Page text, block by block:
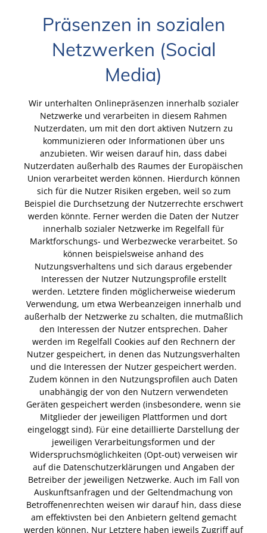
Präsenzen in sozialen
Netzwerken (Social
Media)
Wir unterhalten Onlinepräsenzen innerhalb sozialer
Netzwerke und verarbeiten in diesem Rahmen
Nutzerdaten, um mit den dort aktiven Nutzern zu
kommunizieren oder Informationen über uns
anzubieten. Wir weisen darauf hin, dass dabei
Nutzerdaten außerhalb des Raumes der Europäischen
Union verarbeitet werden können. Hierdurch können
sich für die Nutzer Risiken ergeben, weil so zum
Beispiel die Durchsetzung der Nutzerrechte erschwert
werden könnte. Ferner werden die Daten der Nutzer
innerhalb sozialer Netzwerke im Regelfall für
Marktforschungs- und Werbezwecke verarbeitet. So
können beispielsweise anhand des
Nutzungsverhaltens und sich daraus ergebender
Interessen der Nutzer Nutzungsprofile erstellt
werden. Letztere finden möglicherweise wiederum
Verwendung, um etwa Werbeanzeigen innerhalb und
außerhalb der Netzwerke zu schalten, die mutmaßlich
den Interessen der Nutzer entsprechen. Daher
werden im Regelfall Cookies auf den Rechnern der
Nutzer gespeichert, in denen das Nutzungsverhalten
und die Interessen der Nutzer gespeichert werden.
Zudem können in den Nutzungsprofilen auch Daten
unabhängig der von den Nutzern verwendeten
Geräten gespeichert werden (insbesondere, wenn sie
Mitglieder der jeweiligen Plattformen und dort
eingeloggt sind). Für eine detaillierte Darstellung der
jeweiligen Verarbeitungsformen und der
Widerspruchsmöglichkeiten (Opt-out) verweisen wir
auf die Datenschutzerklärungen und Angaben der
Betreiber der jeweiligen Netzwerke. Auch im Fall von
Auskunftsanfragen und der Geltendmachung von
Betroffenenrechten weisen wir darauf hin, dass diese
am effektivsten bei den Anbietern geltend gemacht
werden können. Nur Letztere haben jeweils Zugriff auf